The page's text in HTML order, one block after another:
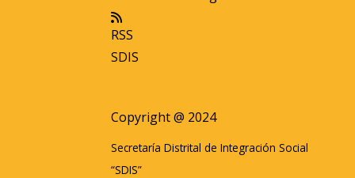
RSS
SDIS
Copyright @ 2024
Secretaría Distrital de Integración Social
“SDIS”